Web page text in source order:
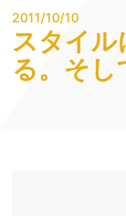
2011/10/10
スタイル
る。そし